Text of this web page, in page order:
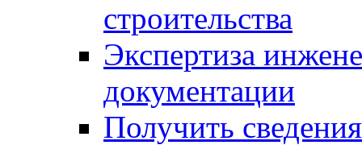
строительства
Экспертиза
документации
Получить